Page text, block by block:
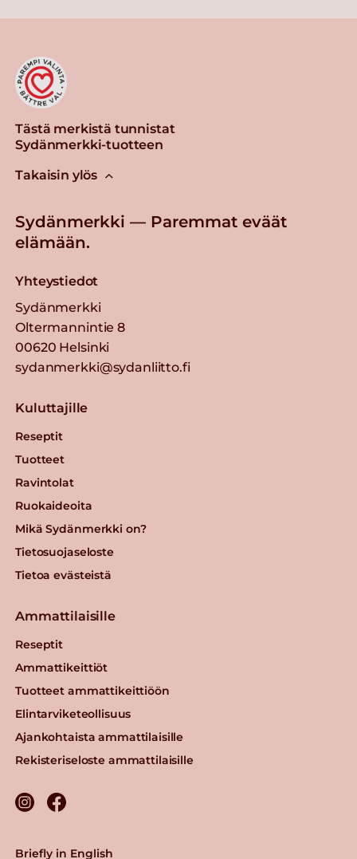
Tästä merkistä tunnistat
Sydänmerkki-tuotteen
Takaisin ylös
Sydänmerkki — Paremmat eväät
elämään.
Yhteystiedot
Sydänmerkki
Oltermannintie 8
00620 Helsinki
sydanmerkki@sydanliitto.fi
Kuluttajille
Reseptit
Tuotteet
Ravintolat
Ruokaideoita
Mikä Sydänmerkki on?
Tietosuojaseloste
Tietoa evästeistä
Ammattilaisille
Reseptit
Ammattikeittiöt
Tuotteet ammattikeittiöön
Elintarviketeollisuus
Ajankohtaista ammattilaisille
Rekisteriseloste ammattilaisille
Briefly in English